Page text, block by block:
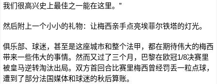
我们很高兴史上最佳之一能在这里。”
然后附上一个小小的礼物：让梅西亲手点亮埃菲尔铁塔的灯光。
俱乐部、球迷，甚至是这座城市和整个法甲，都在期待伟大的梅西
带来一些伟大的事情。然而又过了三个月，巴黎在欧冠1/8决赛里
被皇马逆转淘汰出局。双方首回合比赛里梅西曾经罚丢一粒点球，
遭到了部分法国媒体和球迷的秋后算账。